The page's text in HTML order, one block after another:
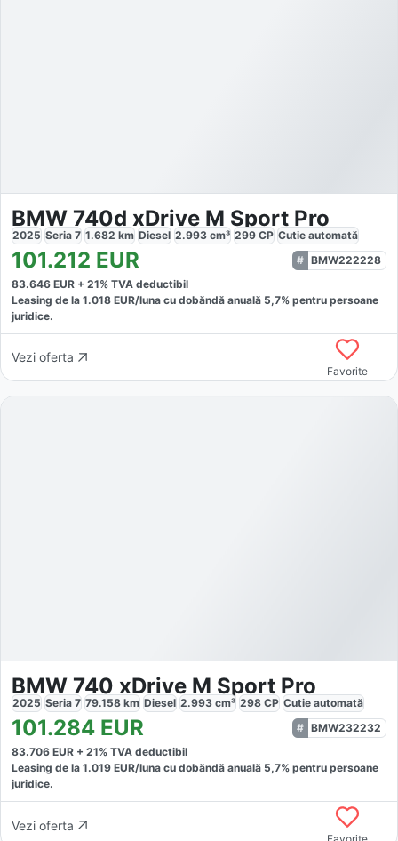
BMW 740d xDrive M Sport Pro
2025 Seria 7 1.682 km Diesel 2.993 cm³ 299 CP Cutie automată
101.212 EUR
BMW222228
83.646 EUR + 21% TVA deductibil
Leasing de la 1.018 EUR/luna cu dobăndă anuală 5,7% pentru persoane
juridice.
Vezi oferta
Favorite
BMW 740 xDrive M Sport Pro
2025 Seria 7 79.158 km Diesel 2.993 cm³ 298 CP Cutie automată
101.284 EUR
BMW232232
83.706 EUR + 21% TVA deductibil
Leasing de la 1.019 EUR/luna cu dobăndă anuală 5,7% pentru persoane
juridice.
Vezi oferta